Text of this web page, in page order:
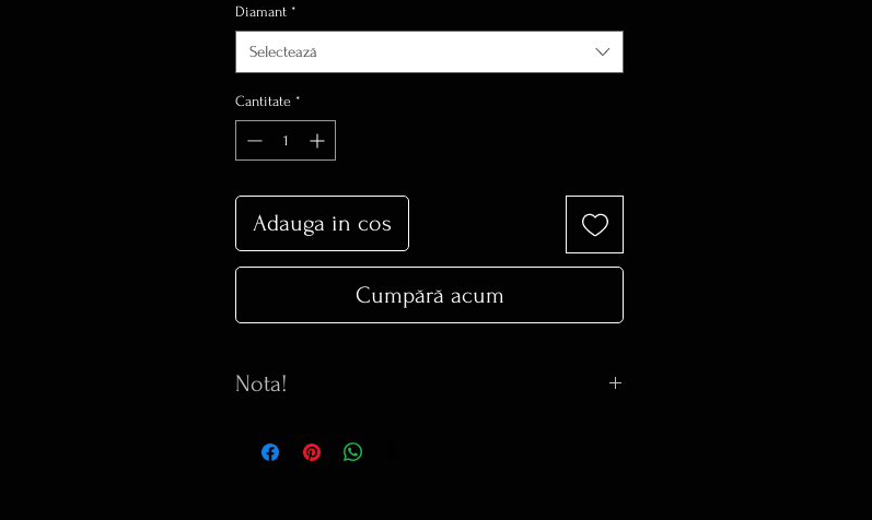
Diamant *
Selectează
Cantitate *
Adauga in cos
Cumpără acum
Nota!
Orice model pe site trecut la STOC EPUIZAT se